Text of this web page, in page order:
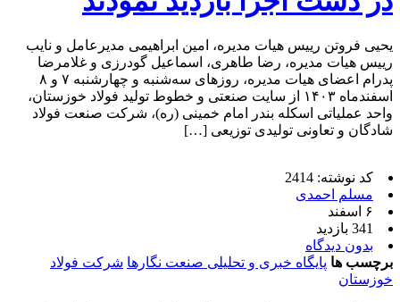
یحیی فروتن رییس هیات‌ مدیره، امین ابراهیمی مدیرعامل و نایب
رییس هیات مدیره، رضا طاهری، اسماعیل گودرزی و غلامرضا
پدرام اعضای هیات مدیره، روزهای سه‌شنبه و چهارشنبه ۷ و ۸
اسفندماه ۱۴۰۳ از سایت صنعتی و خطوط تولید فولاد خوزستان،
واحد عملیاتی اسکله بندر امام خمینی (ره)، شرکت صنعت فولاد
شادگان و تعاونی تولیدی توزیعی […]
کد نوشته: 2414
مسلم احمدی
۶ اسفند
341 بازدید
بدون دیدگاه
برچسب ها پایگاه خبری و تحلیلی صنعت نگارها شرکت فولاد
خوزستان